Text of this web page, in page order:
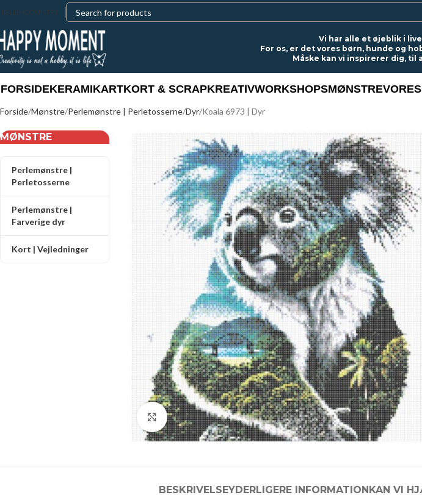
COUNTRY
Vi har alle et øjeblik i
For os, er det vores børn, hunde og
Måske kan vi inspirerer dig, til
FORSIDEKERAMIKARTKORT & SCRAPKREATIVWORKSHOPSMØNSTRE
Forside Mønstre Perlemønstre | Perletosserne Dyr Koala 6973 | Dyr
MØNSTRE
Perlemønstre |
Perletosserne
Perlemønstre |
Farverige dyr
Kort | Vejledninger
Click to enlarge
BESKRIVELSEYDERLIGERE INFORMATIONKAN VI